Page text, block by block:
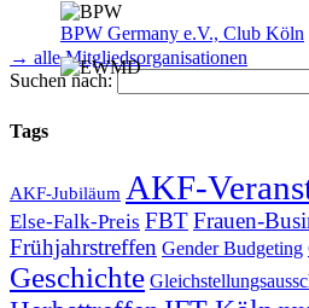
BPW Germany e.V., Club Köln
European Women’s
Kölner Frauengeschichtsverein
→ alle Mitgliedsorganisationen
Suchen nach:
Tags
AKF-Jubiläum AKF-
Else-Falk-Preis FBTFrauen-
Frühjahrstreffen Gender Budgeting
Geschichte